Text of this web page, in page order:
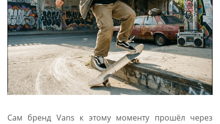
Сам бренд Vans к этому моменту прошёл через